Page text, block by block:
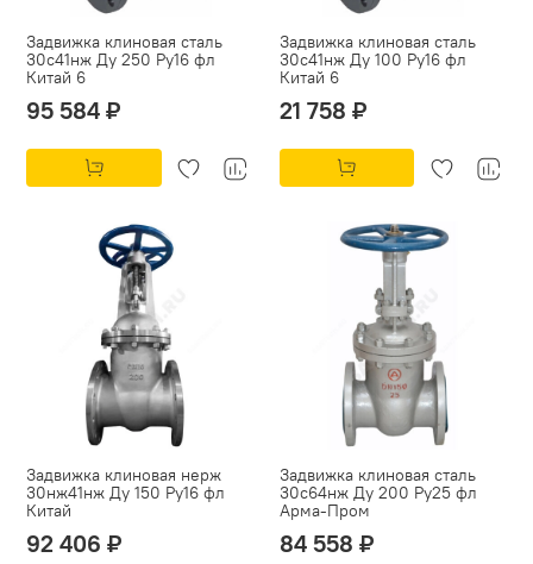
Задвижка клиновая сталь
30с41нж Ду 250 Ру16 фл
Китай 6
95 584 ₽
Задвижка клиновая сталь
30с41нж Ду 100 Ру16 фл
Китай 6
21 758 ₽
Задвижка клиновая нерж
30нж41нж Ду 150 Ру16 фл
Китай
92 406 ₽
Задвижка клиновая сталь
30с64нж Ду 200 Ру25 фл
Арма-Пром
84 558 ₽